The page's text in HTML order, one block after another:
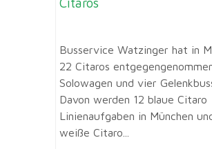
Busservice Watzinger hat in
22 Citaros
Solowagen und vier
Davon werden 12 blaue Citaro
Linienaufgaben in München
weiße Citaro...